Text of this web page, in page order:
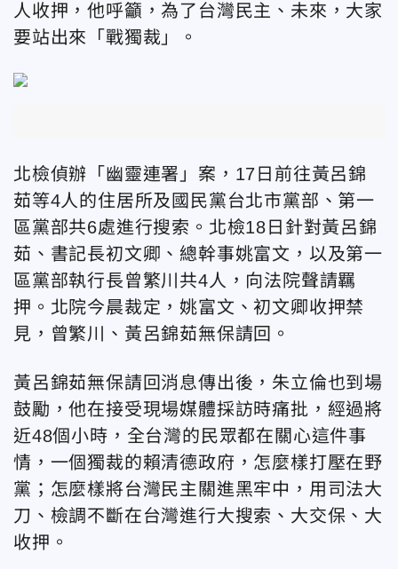
人收押，他呼籲，為了台灣民主、未來，大家
要站出來「戰獨裁」。
北檢偵辦「幽靈連署」案，17日前往黃呂錦
茹等4人的住居所及國民黨台北市黨部、第一
區黨部共6處進行搜索。北檢18日針對黃呂錦
茹、書記長初文卿、總幹事姚富文，以及第一
區黨部執行長曾繁川共4人，向法院聲請羈
押。北院今晨裁定，姚富文、初文卿收押禁
見，曾繁川、黃呂錦茹無保請回。
黃呂錦茹無保請回消息傳出後，朱立倫也到場
鼓勵，他在接受現場媒體採訪時痛批，經過將
近48個小時，全台灣的民眾都在關心這件事
情，一個獨裁的賴清德政府，怎麼樣打壓在野
黨；怎麼樣將台灣民主關進黑牢中，用司法大
刀、檢調不斷在台灣進行大搜索、大交保、大
收押。